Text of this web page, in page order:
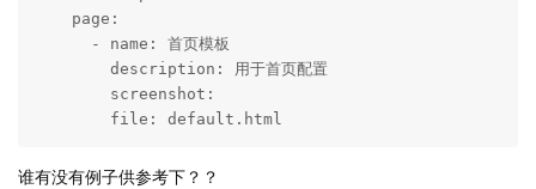
    page:
      - name: 首页模板
        description: 用于首页配置
        screenshot:
        file: default.html
谁有没有例子供参考下？？